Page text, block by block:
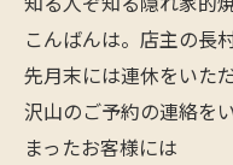
こんばんは。店主の長村
先月末には連休をいた
沢山のご予約の連絡を
まったお客様には